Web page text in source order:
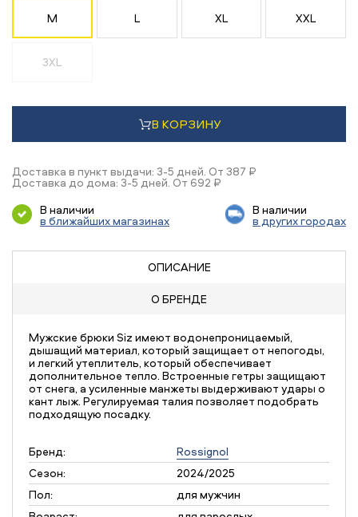
M
L XL XXL
3XL
В КОРЗИНУ
Доставка в пункт выдачи: 3-5 дней. От 387 ₽
Доставка до дома: 3-5 дней. От 692 ₽
В наличии
в ближайших магазинах
В наличии
в других городах
ОПИСАНИЕ
О БРЕНДЕ
Мужские брюки Siz имеют водонепроницаемый,
дышащий материал, который защищает от непогоды,
и легкий утеплитель, который обеспечивает
дополнительное тепло. Встроенные гетры защищают
от снега, а усиленные манжеты выдерживают удары о
кант лыж. Регулируемая талия позволяет подобрать
подходящую посадку.
Бренд:
Rossignol
Сезон:
2024/2025
Пол:
для мужчин